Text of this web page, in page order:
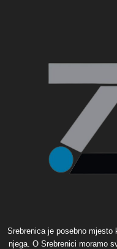
Srebrenica je posebno
njega. O Srebrenici moramo